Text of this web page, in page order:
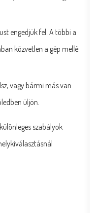
engedjük fel. A többi a
közvetlen a gép mellé
vagy bármi más van.
üljön.
szabályok